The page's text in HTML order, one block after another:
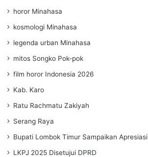
horor Minahasa
kosmologi Minahasa
legenda urban Minahasa
mitos Songko Pok-pok
film horor Indonesia 2026
Kab. Karo
Ratu Rachmatu Zakiyah
Serang Raya
Bupati Lombok Timur Sampaikan Apresiasi
LKPJ 2025 Disetujui DPRD